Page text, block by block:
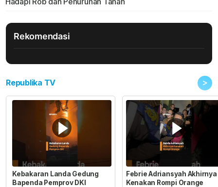
Rekomendasi
Republika TV >
Kebakaran Landa Gedung
Bapenda Pemprov DKI
Febrie Adriansyah Akhirnya
Kenakan Rompi Orange